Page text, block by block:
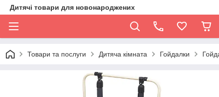
Дитячі товари для новонароджених
Товари та послуги Дитяча кімната Гойдалки